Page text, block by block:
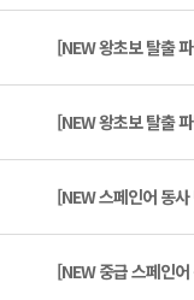
[NEW 왕초보 탈출
[NEW 왕초보 탈출
[NEW 스페인어 동
[NEW 중급 스페인